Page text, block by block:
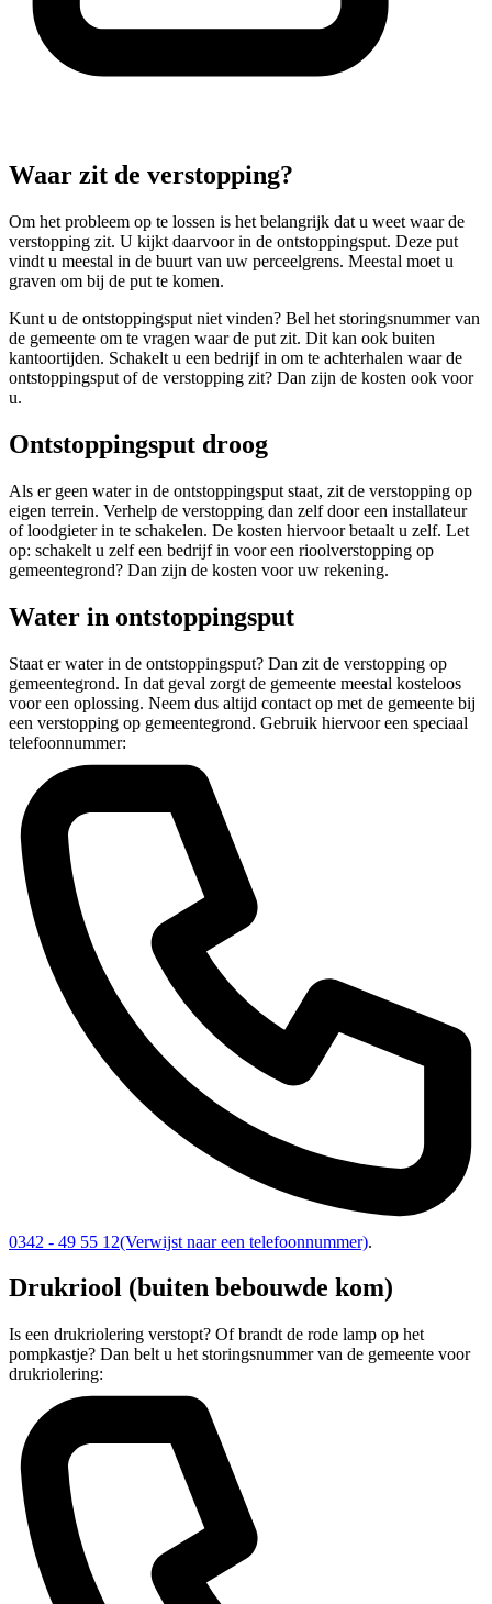
Waar zit de verstopping?
Om het probleem op te lossen is het belangrijk dat u weet waar de
verstopping zit. U kijkt daarvoor in de ontstoppingsput. Deze put
vindt u meestal in de buurt van uw perceelgrens. Meestal moet u
graven om bij de put te komen.
Kunt u de ontstoppingsput niet vinden? Bel het storingsnummer van
de gemeente om te vragen waar de put zit. Dit kan ook buiten
kantoortijden. Schakelt u een bedrijf in om te achterhalen waar de
ontstoppingsput of de verstopping zit? Dan zijn de kosten ook voor
u.
Ontstoppingsput droog
Als er geen water in de ontstoppingsput staat, zit de verstopping op
eigen terrein. Verhelp de verstopping dan zelf door een installateur
of loodgieter in te schakelen. De kosten hiervoor betaalt u zelf. Let
op: schakelt u zelf een bedrijf in voor een rioolverstopping op
gemeentegrond? Dan zijn de kosten voor uw rekening.
Water in ontstoppingsput
Staat er water in de ontstoppingsput? Dan zit de verstopping op
gemeentegrond. In dat geval zorgt de gemeente meestal kosteloos
voor een oplossing. Neem dus altijd contact op met de gemeente bij
een verstopping op gemeentegrond. Gebruik hiervoor een speciaal
telefoonnummer:
0342 - 49 55 12(Verwijst naar een telefoonnummer).
Drukriool (buiten bebouwde kom)
Is een drukriolering verstopt? Of brandt de rode lamp op het
pompkastje? Dan belt u het storingsnummer van de gemeente voor
drukriolering: